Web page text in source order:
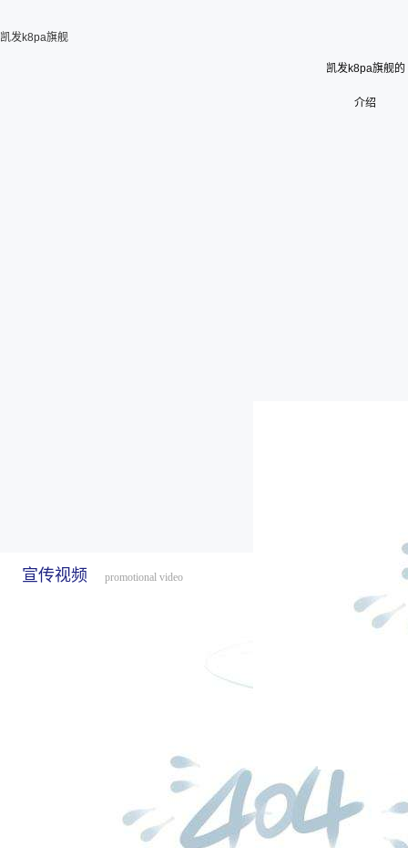
凯发k8pa旗舰
凯发k8pa旗舰的
介绍
宣传视频 promotional video